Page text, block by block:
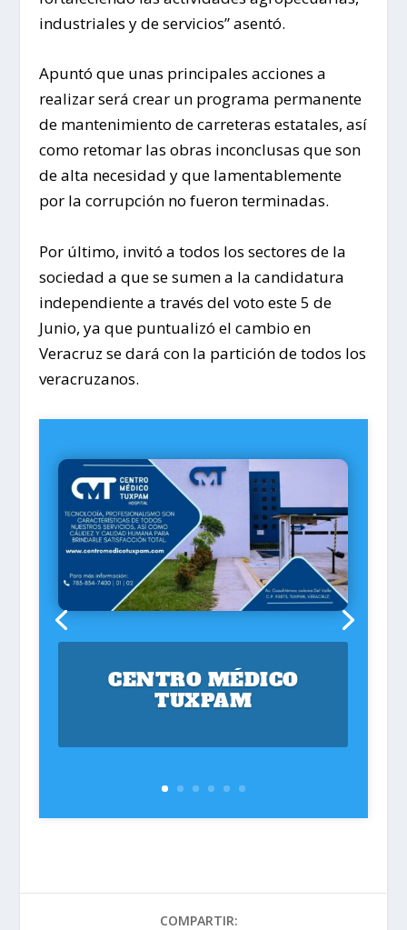
industriales y de servicios” asentó.
Apuntó que unas principales acciones a
realizar será crear un programa permanente
de mantenimiento de carreteras estatales, así
como retomar las obras inconclusas que son
de alta necesidad y que lamentablemente
por la corrupción no fueron terminadas.
Por último, invitó a todos los sectores de la
sociedad a que se sumen a la candidatura
independiente a través del voto este 5 de
Junio, ya que puntualizó el cambio en
Veracruz se dará con la partición de todos los
veracruzanos.
CENTRO MÉDICO
TUXPAM
COMPARTIR: